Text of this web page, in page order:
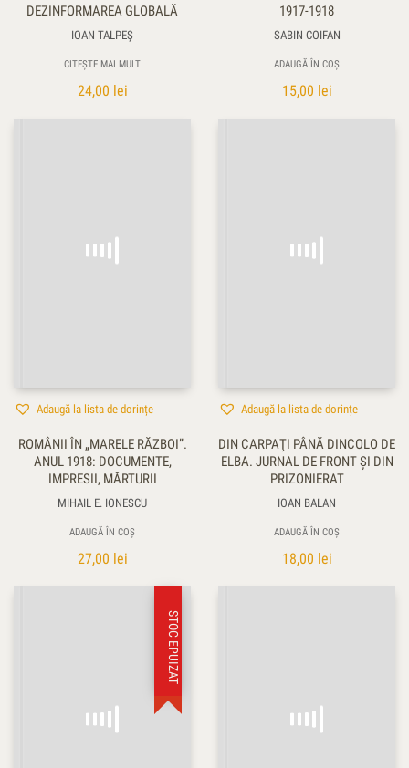
DEZINFORMAREA GLOBALĂ
IOAN TALPEŞ
CITEȘTE MAI MULT
24,00 lei
1917-1918
SABIN COIFAN
ADAUGĂ ÎN COȘ
15,00 lei
Adaugă la lista de dorințe
ROMÂNII ÎN „MARELE RĂZBOI”.
ANUL 1918: DOCUMENTE,
IMPRESII, MĂRTURII
MIHAIL E. IONESCU
ADAUGĂ ÎN COȘ
27,00 lei
Adaugă la lista de dorințe
DIN CARPAŢI PÂNĂ DINCOLO DE
ELBA. JURNAL DE FRONT ŞI DIN
PRIZONIERAT
IOAN BALAN
ADAUGĂ ÎN COȘ
18,00 lei
STOC EPUIZAT